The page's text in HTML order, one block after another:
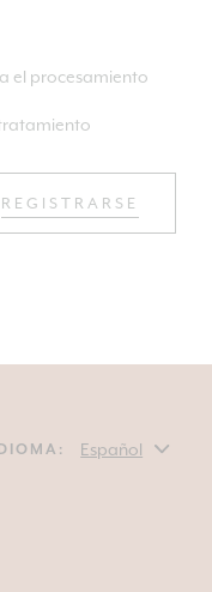
el procesamiento
REGISTRARSE
IDIOMA: